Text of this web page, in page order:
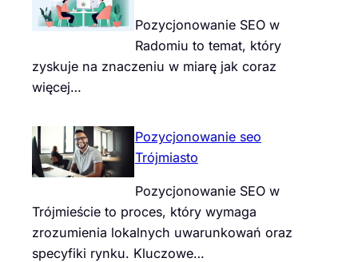
Pozycjonowanie SEO w
Radomiu to temat, który
zyskuje na znaczeniu w miarę jak coraz
więcej…
Pozycjonowanie seo
Trójmiasto
Pozycjonowanie SEO w
Trójmieście to proces, który wymaga
zrozumienia lokalnych uwarunkowań oraz
specyfiki rynku. Kluczowe…